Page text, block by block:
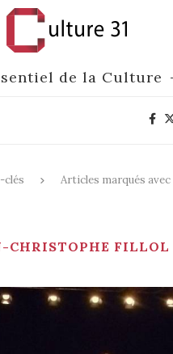
de la Culture
clés
Articles marqués avec
CHRISTOPHE FILLOL